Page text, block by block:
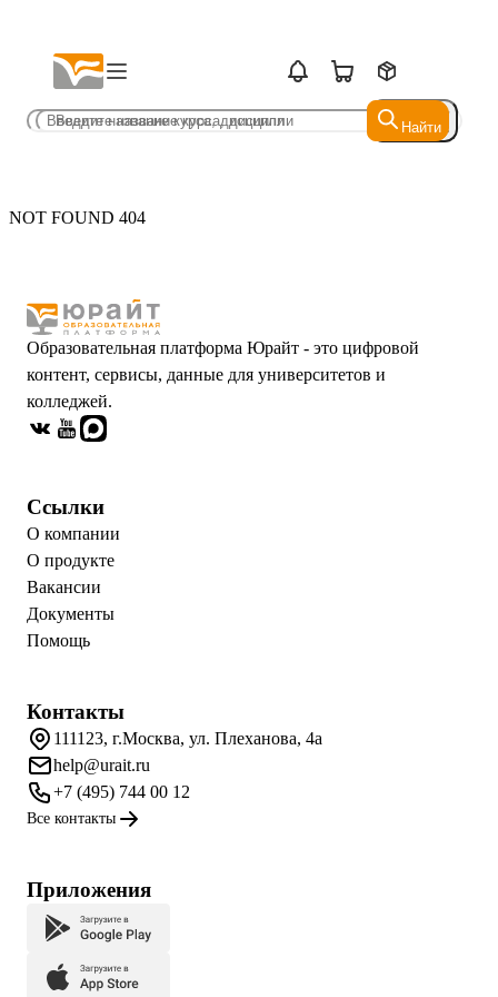
Найти
Найти
NOT FOUND 404
Образовательная платформа Юрайт - это цифровой
контент, сервисы, данные для университетов и
колледжей.
Ссылки
О компании
О продукте
Вакансии
Документы
Помощь
Контакты
111123, г.Москва, ул. Плеханова, 4а
help@urait.ru
+7 (495) 744 00 12
Все контакты
Приложения